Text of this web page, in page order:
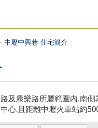
中壢中興巷-住宅簡介
及康樂路所屬範圍內,南
心,且距離中壢火車站約